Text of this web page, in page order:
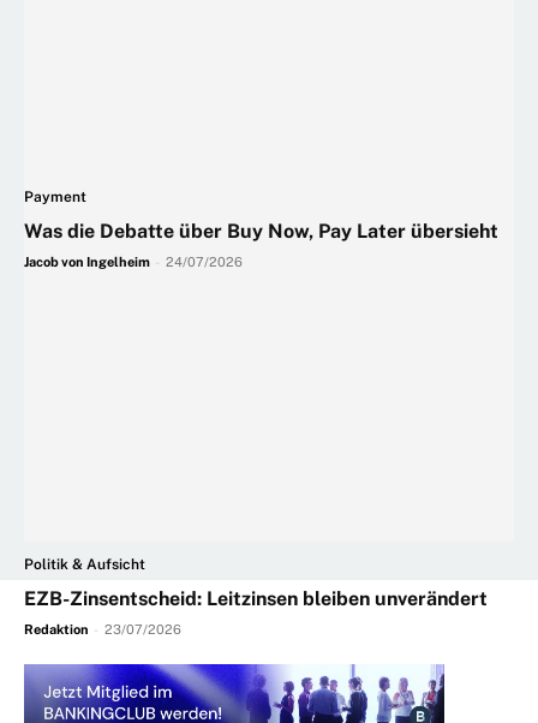
Payment
Was die Debatte über Buy Now, Pay Later übersieht
Jacob von Ingelheim 24/07/2026
Politik & Aufsicht
EZB-Zinsentscheid: Leitzinsen bleiben unverändert
Redaktion - 23/07/2026